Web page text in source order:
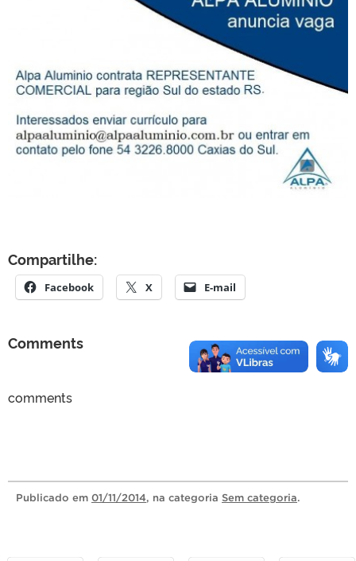
Compartilhe:
Facebook X E-mail
Comments
comments
Publicado em 01/11/2014, na categoria Sem categoria.